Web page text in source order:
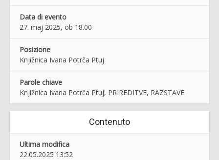
Data di evento
27. maj 2025, ob 18.00
Posizione
Knjižnica Ivana Potrča Ptuj
Parole chiave
Knjižnica Ivana Potrča Ptuj, PRIREDITVE, RAZSTAVE
Contenuto
Ultima modifica
22.05.2025 13:52